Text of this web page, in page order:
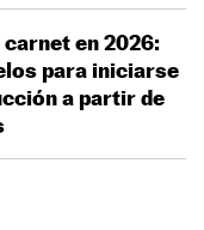
en 2026:
para iniciarse
a partir de